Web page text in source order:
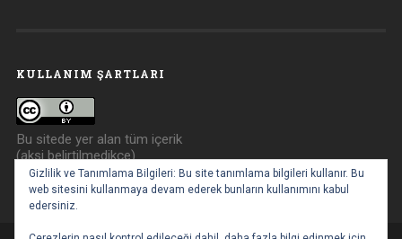
KULLANIM ŞARTLARI
Bu sitede yer alan tüm içerik
(aksi belirtilmedikçe)
Creative Commons Atıf 4.0
ile lisanslanmıştır.
Gizlilik ve Tanımlama Bilgileri: Bu site tanımlama bilgileri kullanır. Bu
web sitesini kullanmaya devam ederek bunların kullanımını kabul
edersiniz.